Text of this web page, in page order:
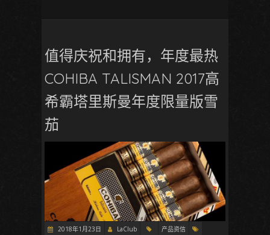
值得庆祝和拥有，年度最热
COHIBA TALISMAN 2017高
希霸塔里斯曼年度限量版雪
茄
2018年1月23日 LaClub
产品资信